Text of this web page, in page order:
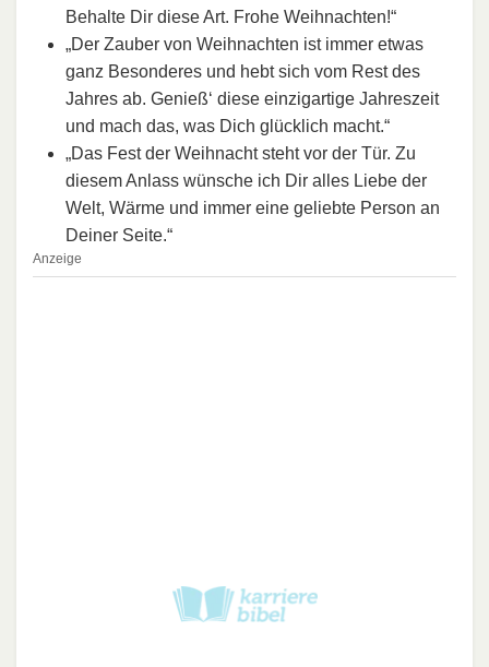
Behalte Dir diese Art. Frohe Weihnachten!“
„Der Zauber von Weihnachten ist immer etwas
ganz Besonderes und hebt sich vom Rest des
Jahres ab. Genieß‘ diese einzigartige Jahreszeit
und mach das, was Dich glücklich macht.“
„Das Fest der Weihnacht steht vor der Tür. Zu
diesem Anlass wünsche ich Dir alles Liebe der
Welt, Wärme und immer eine geliebte Person an
Deiner Seite.“
Anzeige